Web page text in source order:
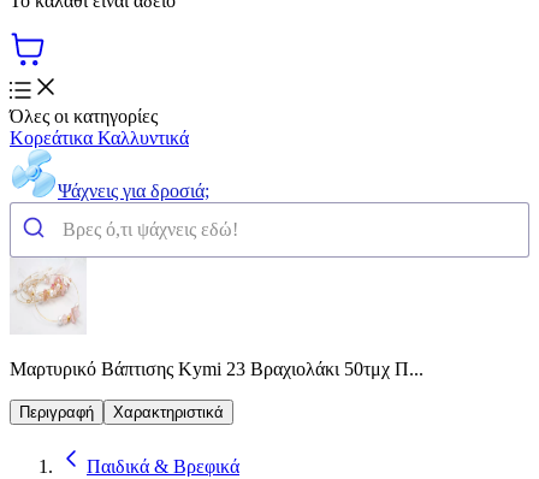
Όλες οι κατηγορίες
Κορεάτικα Καλλυντικά
Ψάχνεις για δροσιά;
Μαρτυρικό Βάπτισης Kymi 23 Βραχιολάκι 50τμχ Π...
Περιγραφή Χαρακτηριστικά
Παιδικά & Βρεφικά